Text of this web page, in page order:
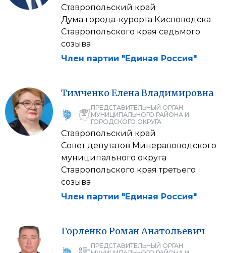
Ставропольский край
Дума города-курорта Кисловодска
Ставропольского края седьмого
созыва
Член партии "Единая Россия"
Тимченко ЕленаВладимировна
ПРЕДСТАВИТЕЛЬНЫЙ ОРГАН
МУНИЦИПАЛЬНОГО РАЙОНА И
ГОРОДСКОГО ОКРУГА
Ставропольский край
Совет депутатов Минераловодского
муниципального округа
Ставропольского края третьего
созыва
Член партии "Единая Россия"
Горленко РоманАнатольевич
ПРЕДСТАВИТЕЛЬНЫЙ ОРГАН